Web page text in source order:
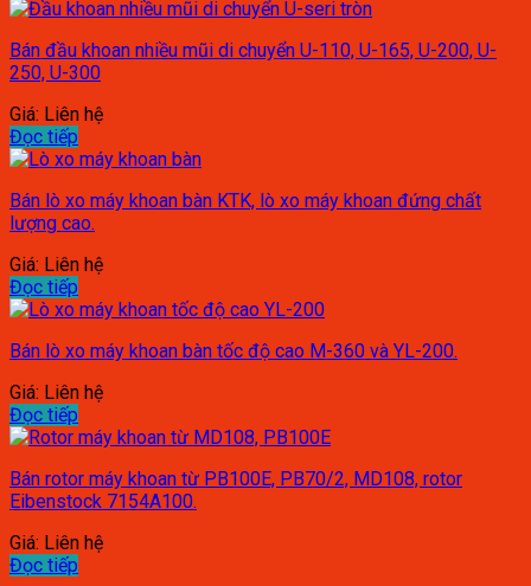
Bán đầu khoan nhiều mũi di chuyển U-110, U-165, U-200, U-
250, U-300
Giá: Liên hệ
Đọc tiếp
Bán lò xo máy khoan bàn KTK, lò xo máy khoan đứng chất
lượng cao.
Giá: Liên hệ
Đọc tiếp
Bán lò xo máy khoan bàn tốc độ cao M-360 và YL-200.
Giá: Liên hệ
Đọc tiếp
Bán rotor máy khoan từ PB100E, PB70/2, MD108, rotor
Eibenstock 7154A100.
Giá: Liên hệ
Đọc tiếp